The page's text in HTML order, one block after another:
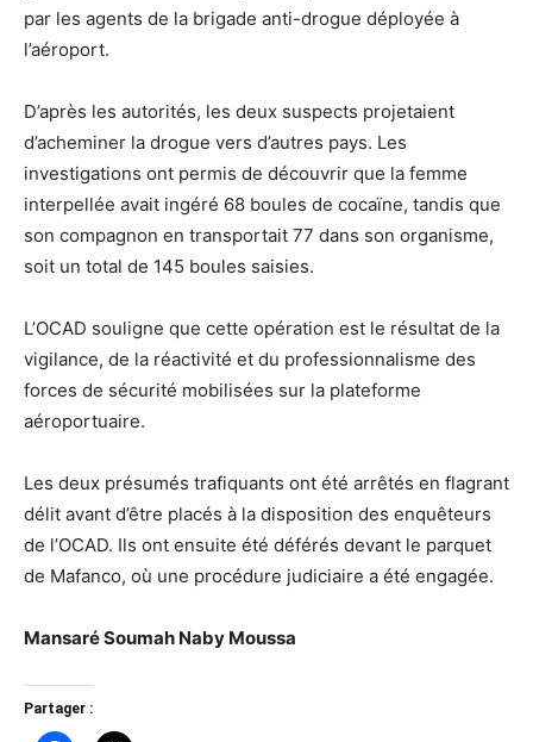
par les agents de la brigade anti-drogue déployée à
l’aéroport.
D’après les autorités, les deux suspects projetaient
d’acheminer la drogue vers d’autres pays. Les
investigations ont permis de découvrir que la femme
interpellée avait ingéré 68 boules de cocaïne, tandis que
son compagnon en transportait 77 dans son organisme,
soit un total de 145 boules saisies.
L’OCAD souligne que cette opération est le résultat de la
vigilance, de la réactivité et du professionnalisme des
forces de sécurité mobilisées sur la plateforme
aéroportuaire.
Les deux présumés trafiquants ont été arrêtés en flagrant
délit avant d’être placés à la disposition des enquêteurs
de l’OCAD. Ils ont ensuite été déférés devant le parquet
de Mafanco, où une procédure judiciaire a été engagée.
Mansaré Soumah Naby Moussa
Partager :